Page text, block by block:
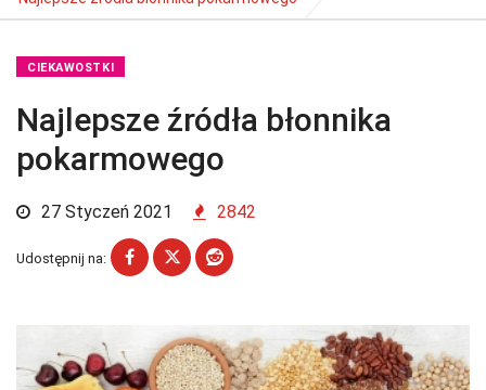
CIEKAWOSTKI
Najlepsze źródła błonnika
pokarmowego
27 Styczeń 2021 2842
Udostępnij na: